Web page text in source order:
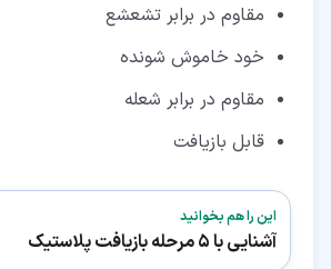
مقاوم در برابر تشعشع
خود خاموش شونده
مقاوم در برابر شعله
قابل بازیافت
این را هم بخوانید
آشنایی با 5 مرحله بازیافت پلاستیک